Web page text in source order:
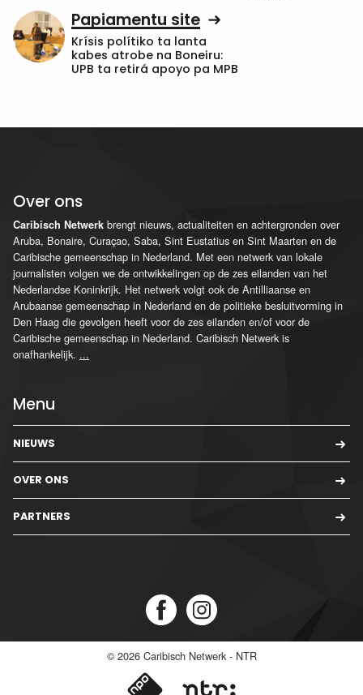
Papiamentu site
Krísis polítiko ta lanta
kabes atrobe na Boneiru:
UPB ta retirá apoyo pa MPB
Over ons
Caribisch Netwerk brengt nieuws, actualiteiten en achtergronden over
Aruba, Bonaire, Curaçao, Saba, Sint Eustatius en Sint Maarten en de
Caribische gemeenschap in Nederland. Met een netwerk van lokale
journalisten volgen we de ontwikkelingen op de zes eilanden van het
Nederlandse Koninkrijk. Het netwerk volgt ook de Antilliaanse en
Arubaanse gemeenschap in Nederland en de politieke besluitvorming in
Den Haag die gevolgen heeft voor de zes eilanden en/of voor de
Caribische gemeenschap in Nederland. Caribisch Netwerk is
onafhankelijk. ...
Menu
NIEUWS
OVER ONS
PARTNERS
© 2026 Caribisch Netwerk - NTR